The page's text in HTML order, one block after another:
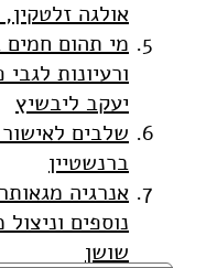
אולגה
מי תהום חמים
ורעיונות
יעקב ליבשיץ
שלבים
ברנשטיין
אנרגיה
נוספים
שושן